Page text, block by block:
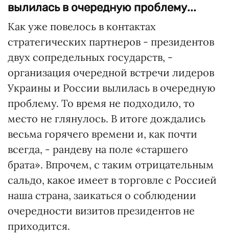
вылилась в очередную проблему...
Как уже повелось в контактах
стратегических партнеров - президентов
двух сопредельных государств, -
организация очередной встречи лидеров
Украины и России вылилась в очередную
проблему. То время не подходило, то
место не глянулось. В итоге дождались
весьма горячего времени и, как почти
всегда, - рандеву на поле «старшего
брата». Впрочем, с таким отрицательным
сальдо, какое имеет в торговле с Россией
наша страна, заикаться о соблюдении
очередности визитов президентов не
приходится.